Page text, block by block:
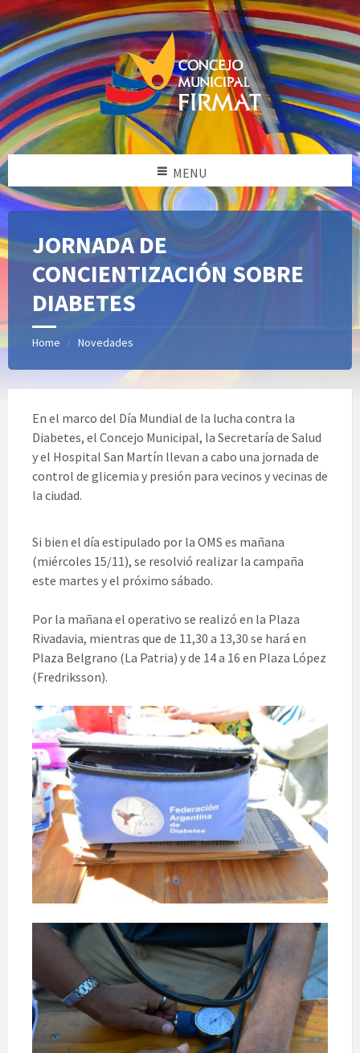
MENU
JORNADA DE
CONCIENTIZACIÓN SOBRE
DIABETES
Home Novedades
En el marco del Día Mundial de la lucha contra la
Diabetes, el Concejo Municipal, la Secretaría de Salud
y el Hospital San Martín llevan a cabo una jornada de
control de glicemia y presión para vecinos y vecinas de
la ciudad.
Iowa State Football Uniforms detroit lions jersey
brock bowers jersey brock bowers jerseyOSU
Jerseysohio state jerseyohio state jersey
bowers jersey Florida state seminars jerseys
State Team Jersey florida state football jersey
College Football Jerseys Iowa State Football
Uniforms
Si bien el día estipulado por la OMS es mañana
(miércoles 15/11), se resolvió realizar la campaña
este martes y el próximo sábado.
Por la mañana el operativo se realizó en la Plaza
Rivadavia, mientras que de 11,30 a 13,30 se hará en
Plaza Belgrano (La Patria) y de 14 a 16 en Plaza López
(Fredriksson).